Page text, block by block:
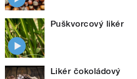
Puškvorcový likér
Likér čokoládový